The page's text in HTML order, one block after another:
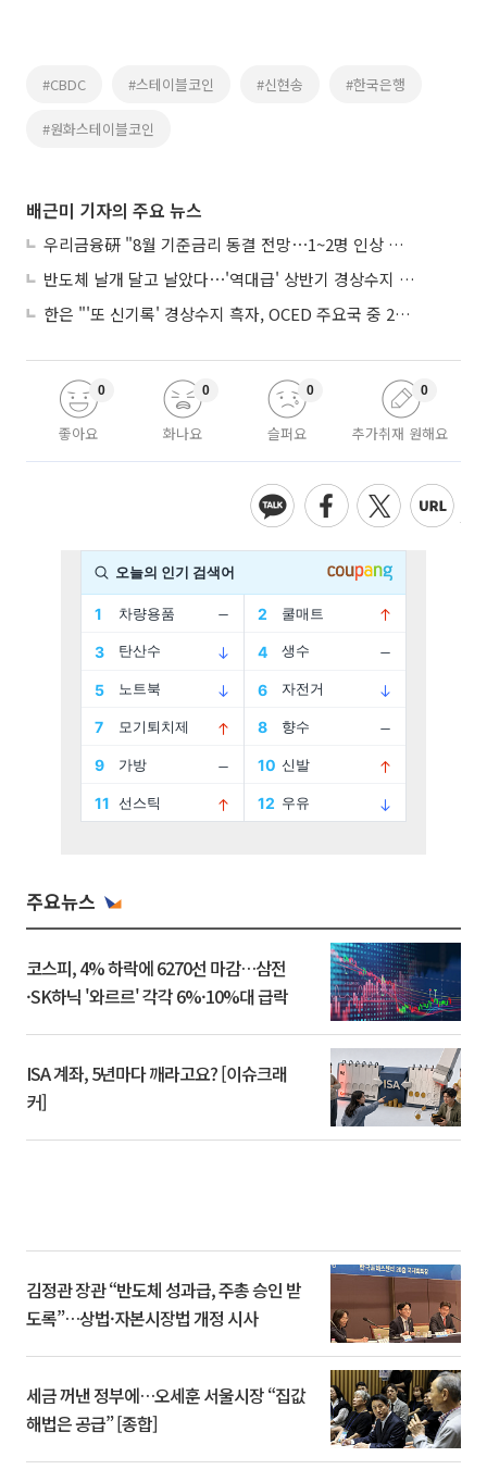
#CBDC #스테이블코인 #신현송 #한국은행
#원화스테이블코인
배근미 기자의 주요 뉴스
우리금융硏 "8월 기준금리 동결 전망⋯1~2명 인상 소수의견 낼 것"
반도체 날개 달고 날았다⋯'역대급' 상반기 경상수지 흑자 2000억달러 육박
한은 "'또 신기록' 경상수지 흑자, OCED 주요국 중 2위⋯반도체 수출 효과"
좋아요
0
화나요
0
슬퍼요
0
추가취재 원해요
0
주요뉴스
코스피, 4% 하락에 6270선 마감…삼전
·SK하닉 '와르르' 각각 6%·10%대 급락
ISA 계좌, 5년마다 깨라고요? [이슈크래
커]
김정관 장관 “반도체 성과급, 주총 승인 받
도록”…상법·자본시장법 개정 시사
세금 꺼낸 정부에…오세훈 서울시장 “집값
해법은 공급” [종합]